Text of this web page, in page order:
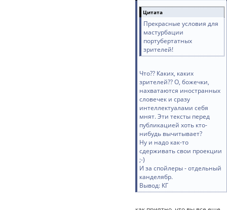
Цитата
Прекрасные условия для
мастурбации
портубертатных
зрителей!
Что?? Каких, каких
зрителей?? О, божечки,
нахватаются иностранных
словечек и сразу
интеллектуалами себя
мнят. Эти тексты перед
публикацией хоть кто-
нибудь вычитывает?
Ну и надо как-то
сдерживать свои проекции
;-)
И за спойлеры - отдельный
канделябр.
Вывод: КГ